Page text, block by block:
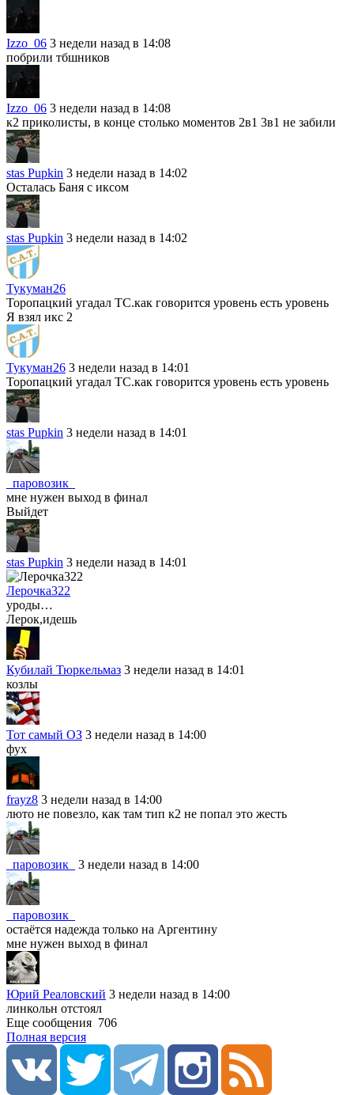
Izzo_06 3 недели назад в 14:08
побрили тбшников
Izzo_06 3 недели назад в 14:08
к2 приколисты, в конце столько моментов 2в1 3в1 не забили
stas Pupkin 3 недели назад в 14:02
Осталась Баня с иксом
stas Pupkin 3 недели назад в 14:02
Тукуман26
Торопацкий угадал ТС.как говорится уровень есть уровень
Я взял икс 2
Тукуман26 3 недели назад в 14:01
Торопацкий угадал ТС.как говорится уровень есть уровень
stas Pupkin 3 недели назад в 14:01
_паровозик_
мне нужен выход в финал
Выйдет
stas Pupkin 3 недели назад в 14:01
Лерочка322
уроды…
Лерок,идешь
Кубилай Тюркельмаз 3 недели назад в 14:01
козлы
Тот самый ОЗ 3 недели назад в 14:00
фух
frayz8 3 недели назад в 14:00
люто не повезло, как там тип к2 не попал это жесть
_паровозик_ 3 недели назад в 14:00
_паровозик_
остаётся надежда только на Аргентину
мне нужен выход в финал
Юрий Реаловский 3 недели назад в 14:00
линкольн отстоял
Еще сообщения 706
Полная версия